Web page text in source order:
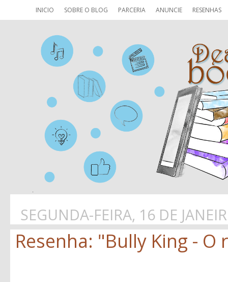
INICIO SOBRE O BLOG PARCERIA ANUNCIE RESENHAS
SEGUNDA-FEIRA, 16 DE
Resenha: "Bully King - O